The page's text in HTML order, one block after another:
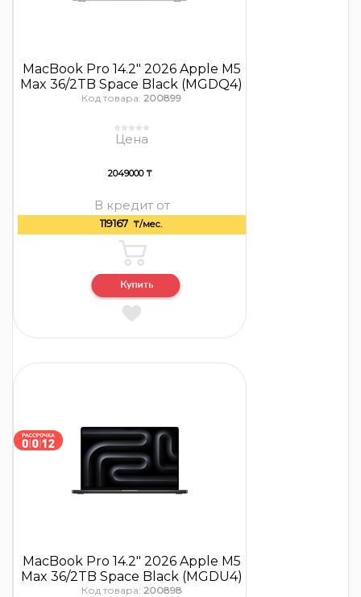
MacBook Pro 14.2″ 2026 Apple M5
Max 36/2TB Space Black (MGDQ4)
Код товара: 200899
Цена
2049000 ₸
В кредит от
119167 ₸/мес.
MacBook Pro 14.2″ 2026 Apple M5
Max 36/2TB Space Black (MGDU4)
Код товара: 200898